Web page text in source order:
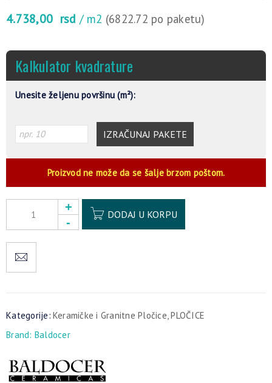
4.738,00 rsd / m2 (6822.72 po paketu)
Kalkulator kvadrature
Unesite željenu površinu (m²):
IZRAČUNAJ PAKETE
Proizvod ne može da se šalje brzom poštom.
DODAJ U KORPU
Kategorije: Keramičke i Granitne Pločice,PLOČICE
Brand: Baldocer